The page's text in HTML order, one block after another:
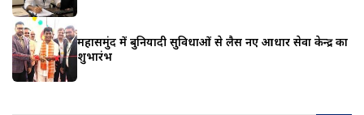
महासमुंद में बुनियादी सुविधाओं से लैस नए आधार सेवा केन्द्र का
शुभारंभ